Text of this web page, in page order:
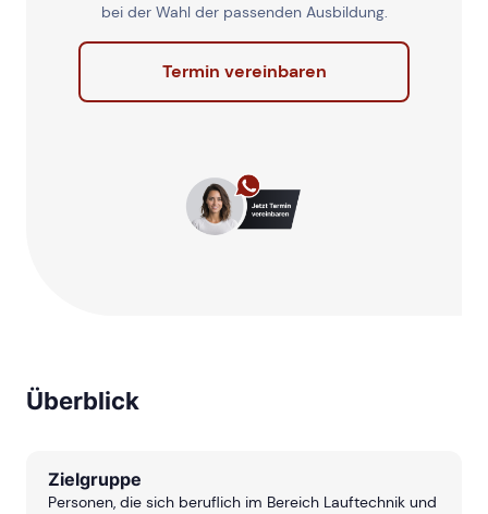
bei der Wahl der passenden Ausbildung.
Termin vereinbaren
Überblick
Zielgruppe
Personen, die sich beruflich im Bereich Lauftechnik und